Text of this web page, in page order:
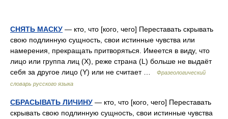
СНЯТЬ МАСКУ — кто, что [кого, чего] Переставать скрывать
свою подлинную сущность, свои истинные чувства или
намерения, прекращать притворяться. Имеется в виду, что
лицо или группа лиц (Х), реже страна (L) больше не выдаёт
себя за другое лицо (Y) или не считает …
Фразеологический
словарь русского языка
СБРАСЫВАТЬ ЛИЧИНУ — кто, что [кого, чего] Переставать
скрывать свою подлинную сущность, свои истинные чувства